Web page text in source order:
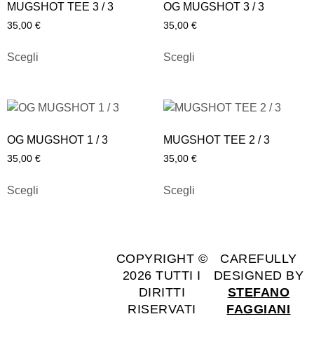
MUGSHOT TEE 3 / 3
35,00 €
Scegli
OG MUGSHOT 3 / 3
35,00 €
Scegli
OG MUGSHOT 1 / 3
35,00 €
Scegli
MUGSHOT TEE 2 / 3
35,00 €
Scegli
COPYRIGHT ©
2026 TUTTI I
DIRITTI
RISERVATI
CAREFULLY
DESIGNED BY
STEFANO
FAGGIANI